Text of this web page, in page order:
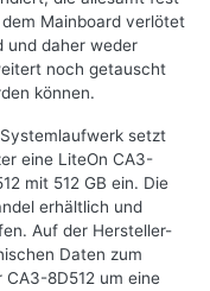
Mainboard verlötet
und daher weder
noch getauscht
können.
setzt
eine LiteOn CA3-
mit 512 GB ein. Die
erhältlich und
Auf der Hersteller-
Daten zum
8D512 um eine